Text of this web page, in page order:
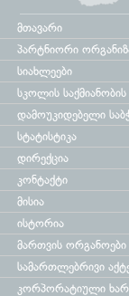
მთავარი
პარტნიორი
სიახლეები
სკოლის საქმიანობის
დამოუკიდებელი
სტატისტიკა
დირექცია
კონტაქტი
მისია
ისტორია
მართვის ორგანოები
სამართლებრივი
კორპორატიული